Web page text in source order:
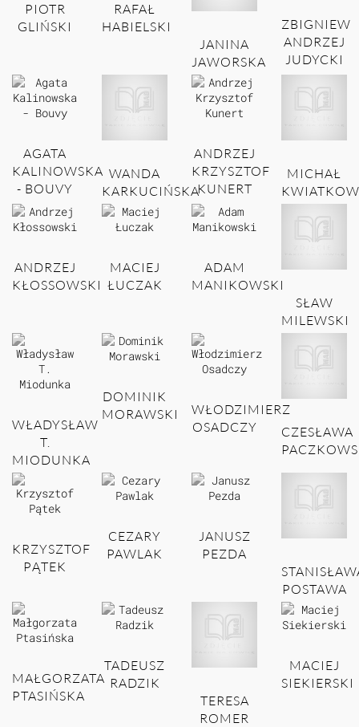
PIOTR
GLIŃSKI
RAFAŁ
HABIELSKI
JANINA
JAWORSKA
ZBIGNIEW
ANDRZEJ
JUDYCKI
AGATA
KALINOWSKA
- BOUVY
WANDA
KARKUCIŃSKA
ANDRZEJ
KRZYSZTOF
KUNERT
MICHAŁ
ANDRZEJ
KŁOSSOWSKI
MACIEJ
ŁUCZAK
ADAM
MANIKOWSKI
SŁAW
MILEWSKI
WŁADYSŁAW
T.
MIODUNKA
DOMINIK
MORAWSKI
WŁODZIMIERZ
OSADCZY
CZESŁAWA
KRZYSZTOF
PĄTEK
CEZARY
PAWLAK
JANUSZ
PEZDA
POSTAWA
MAŁGORZATA
PTASIŃSKA
TADEUSZ
RADZIK
TERESA
ROMER
MACIEJ
SIEKIERSKI